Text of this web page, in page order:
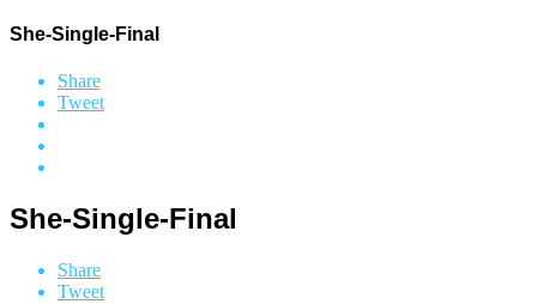
She-Single-Final
Share
Tweet
She-Single-Final
Share
Tweet